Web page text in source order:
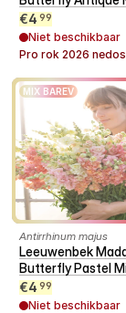
€4 99
Niet beschikbaar
Pro rok 2026
MIX BAREV
Antirrhinum majus
Leeuwenbek
Butterfly Pastel
€4 99
Niet beschikbaar